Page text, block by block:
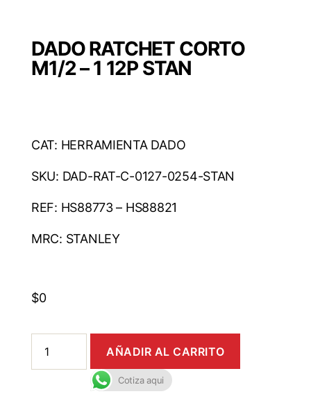
DADO RATCHET CORTO
M1/2 – 1 12P STAN
CAT: HERRAMIENTA DADO
SKU: DAD-RAT-C-0127-0254-STAN
REF: HS88773 – HS88821
MRC: STANLEY
$0
AÑADIR AL CARRITO
Cotiza aqui